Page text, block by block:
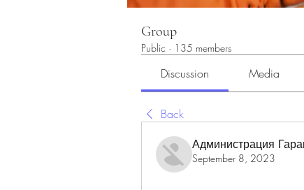
Group
Public · 135 members
Discussion Media
Back
Администрация
September 8, 2023